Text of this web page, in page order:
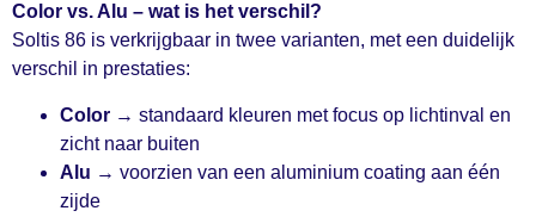
Color vs. Alu – wat is het verschil?
Soltis 86 is verkrijgbaar in twee varianten, met een duidelijk
verschil in prestaties:
Color → standaard kleuren met focus op lichtinval en
zicht naar buiten
Alu → voorzien van een aluminium coating aan één
zijde